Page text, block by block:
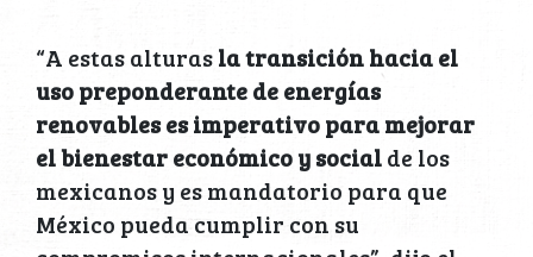
“A estas alturasla transición hacia el
uso preponderante de energías
renovables es imperativo para mejorar
el bienestar económico y socialde los
mexicanos y es mandatorio para que
México pueda cumplir con su